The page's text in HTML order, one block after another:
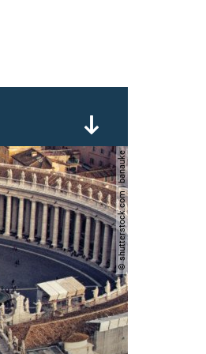
© shutterstock.com | banauke